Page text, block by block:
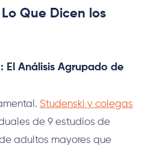
Que Dicen los
El Análisis Agrupado de
Studenski y colegas
de 9 estudios de
adultos mayores que